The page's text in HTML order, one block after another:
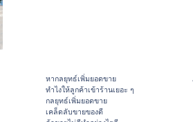
หากลยุทธ์เพิ่มยอดขาย
ทําไงให้ลูกค้าเข้าร้านเยอะ ๆ
กลยุทธ์เพิ่มยอดขาย
เคล็ดลับขายของดี